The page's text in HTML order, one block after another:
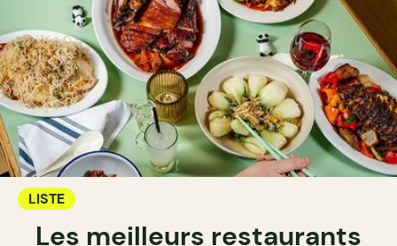
LISTE
Les meilleurs restaurants